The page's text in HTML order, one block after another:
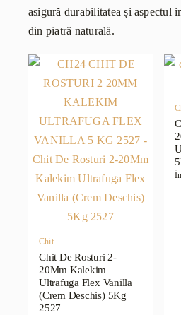
asigură durabilitatea și aspectul
din piatră naturală.
Chit
Chit De Rosturi 2-
20Mm Kalekim
Ultrafuga Flex Vanilla
(Crem Deschis) 5Kg
2527